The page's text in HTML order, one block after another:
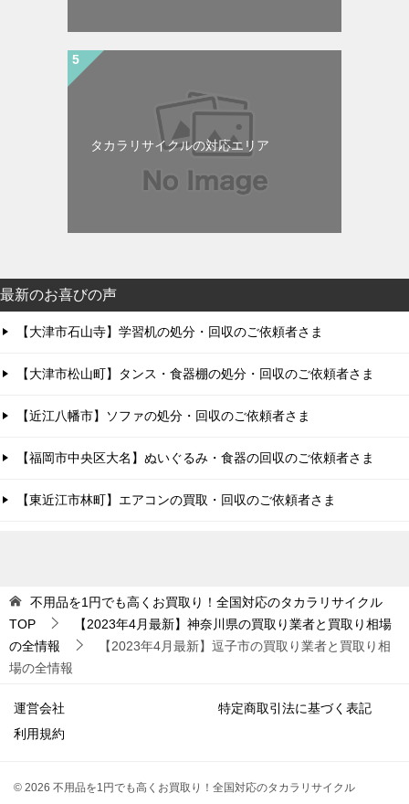
タカラリサイクルの対応エリア
最新のお喜びの声
【大津市石山寺】学習机の処分・回収のご依頼者さま
【大津市松山町】タンス・食器棚の処分・回収のご依頼者さま
【近江八幡市】ソファの処分・回収のご依頼者さま
【福岡市中央区大名】ぬいぐるみ・食器の回収のご依頼者さま
【東近江市林町】エアコンの買取・回収のご依頼者さま
不用品を1円でも高くお買取り！全国対応のタカラリサイクル
TOP
【2023年4月最新】神奈川県の買取り業者と買取り相場
の全情報
【2023年4月最新】逗子市の買取り業者と買取り相
場の全情報
運営会社
特定商取引法に基づく表記
利用規約
© 2026 不用品を1円でも高くお買取り！全国対応のタカラリサイクル